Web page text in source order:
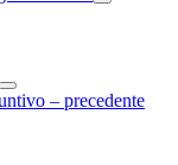
– precedente